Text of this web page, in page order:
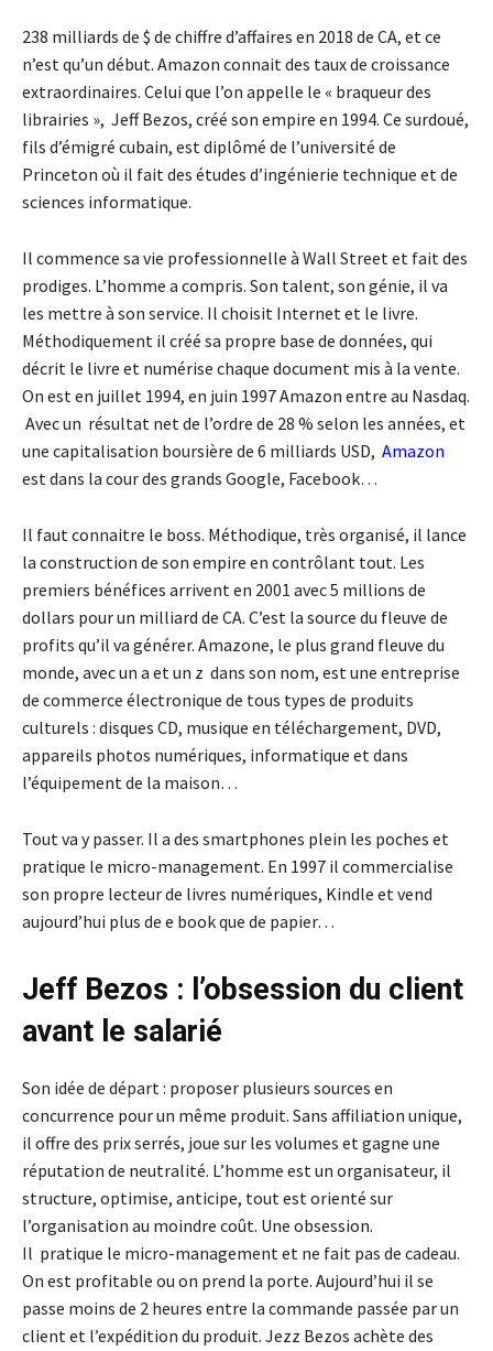
238 milliards de $ de chiffre d’affaires en 2018 de CA, et ce
n’est qu’un début. Amazon connait des taux de croissance
extraordinaires. Celui que l’on appelle le « braqueur des
librairies », Jeff Bezos, créé son empire en 1994. Ce surdoué,
fils d’émigré cubain, est diplômé de l’université de
Princeton où il fait des études d’ingénierie technique et de
sciences informatique.
Il commence sa vie professionnelle à Wall Street et fait des
prodiges. L’homme a compris. Son talent, son génie, il va
les mettre à son service. Il choisit Internet et le livre.
Méthodiquement il créé sa propre base de données, qui
décrit le livre et numérise chaque document mis à la vente.
On est en juillet 1994, en juin 1997 Amazon entre au Nasdaq.
Avec un résultat net de l’ordre de 28 % selon les années, et
une capitalisation boursière de 6 milliards USD, Amazon
est dans la cour des grands Google, Facebook…
Il faut connaitre le boss. Méthodique, très organisé, il lance
la construction de son empire en contrôlant tout. Les
premiers bénéfices arrivent en 2001 avec 5 millions de
dollars pour un milliard de CA. C’est la source du fleuve de
profits qu’il va générer. Amazone, le plus grand fleuve du
monde, avec un a et un z dans son nom, est une entreprise
de commerce électronique de tous types de produits
culturels : disques CD, musique en téléchargement, DVD,
appareils photos numériques, informatique et dans
l’équipement de la maison…
Tout va y passer. Il a des smartphones plein les poches et
pratique le micro-management. En 1997 il commercialise
son propre lecteur de livres numériques, Kindle et vend
aujourd’hui plus de e book que de papier…
Jeff Bezos : l’obsession du client
avant le salarié
Son idée de départ : proposer plusieurs sources en
concurrence pour un même produit. Sans affiliation unique,
il offre des prix serrés, joue sur les volumes et gagne une
réputation de neutralité. L’homme est un organisateur, il
structure, optimise, anticipe, tout est orienté sur
l’organisation au moindre coût. Une obsession.
Il pratique le micro-management et ne fait pas de cadeau.
On est profitable ou on prend la porte. Aujourd’hui il se
passe moins de 2 heures entre la commande passée par un
client et l’expédition du produit. Jezz Bezos achète des